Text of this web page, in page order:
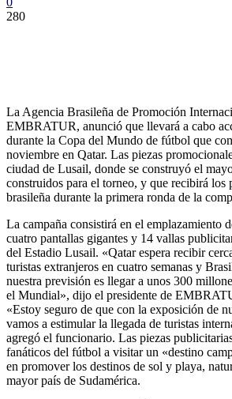
280
La Agencia Brasileña de Promoción
EMBRATUR, anunció que llevará a cabo
durante la Copa del Mundo de fútbol que
noviembre en Qatar. Las piezas
ciudad de Lusail, donde se construyó el
construidos para el torneo, y que recibirá los
brasileña durante la primera ronda de la
La campaña consistirá en el emplazamiento
cuatro pantallas gigantes y 14 vallas
del Estadio Lusail. «Qatar espera recibir
turistas extranjeros en cuatro semanas y
nuestra previsión es llegar a unos 300
el Mundial», dijo el presidente de
«Estoy seguro de que con la exposición de
vamos a estimular la llegada de turistas
agregó el funcionario. Las piezas
fanáticos del fútbol a visitar un «destino
en promover los destinos de sol y playa,
mayor país de Sudamérica.